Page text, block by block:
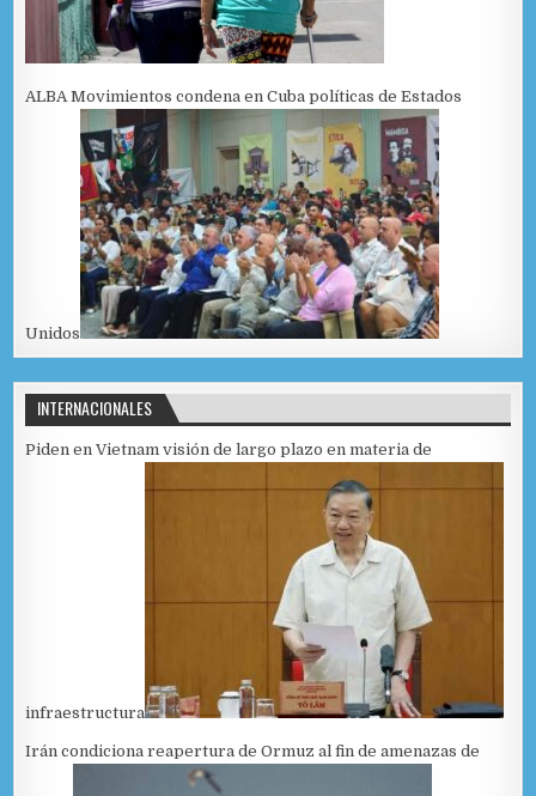
ALBA Movimientos condena en Cuba políticas de Estados
Unidos
INTERNACIONALES
Piden en Vietnam visión de largo plazo en materia de
infraestructura
Irán condiciona reapertura de Ormuz al fin de amenazas de